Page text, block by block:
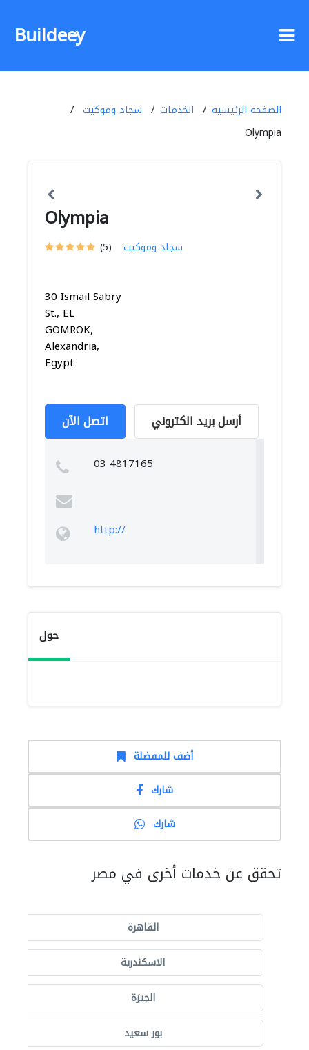
Buildeey
الصفحة الرئيسية الخدمات
سجاد وموكيت
Olympia
Olympia
(5) سجاد وموكيت
30 Ismail Sabry
St., EL
GOMROK,
Alexandria,
Egypt
اتصل الآن أرسل بريد الكتروني
03 4817165
http://
حول
أضف للمفضلة
شارك
شارك
تحقق عن خدمات أخرى في مصر
القاهرة
الاسكندرية
الجيزة
بور سعيد